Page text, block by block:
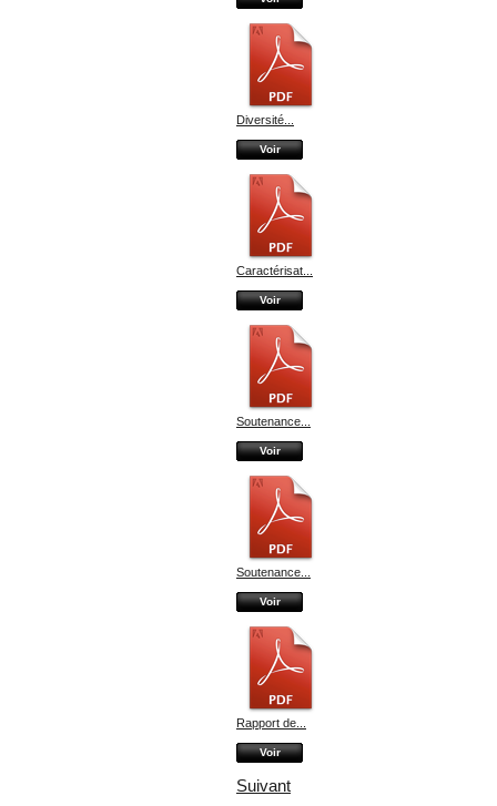
Diversité...
Voir
Caractérisat...
Voir
Soutenance...
Voir
Soutenance...
Voir
Rapport de...
Voir
Suivant